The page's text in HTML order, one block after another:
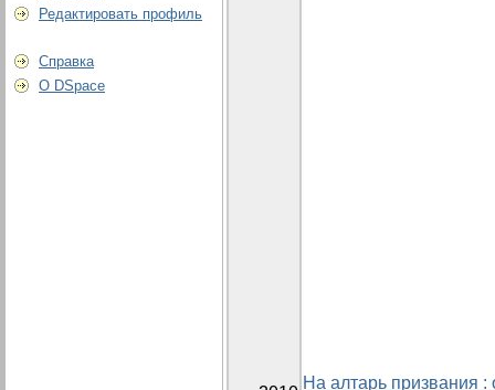
Редактировать профиль
Справка
О DSpace
На алтарь призвания :